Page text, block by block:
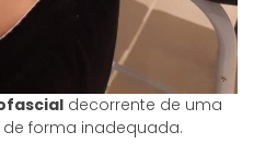
decorrente de uma
forma inadequada.